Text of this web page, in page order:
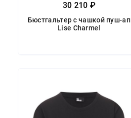
30 210 ₽
Бюстгальтер с чашкой пуш-ап
Lise Charmel